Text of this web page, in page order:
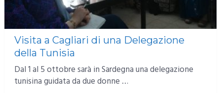
Visita a Cagliari di una Delegazione
della Tunisia
Dal 1 al 5 ottobre sarà in Sardegna una delegazione
tunisina guidata da due donne …